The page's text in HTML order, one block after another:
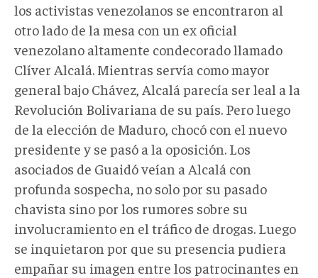
los activistas venezolanos se encontraron al
otro lado de la mesa con un ex oficial
venezolano altamente condecorado llamado
Clíver Alcalá. Mientras servía como mayor
general bajo Chávez, Alcalá parecía ser leal a la
Revolución Bolivariana de su país. Pero luego
de la elección de Maduro, chocó con el nuevo
presidente y se pasó a la oposición. Los
asociados de Guaidó veían a Alcalá con
profunda sospecha, no solo por su pasado
chavista sino por los rumores sobre su
involucramiento en el tráfico de drogas. Luego
se inquietaron por que su presencia pudiera
empañar su imagen entre los patrocinantes en